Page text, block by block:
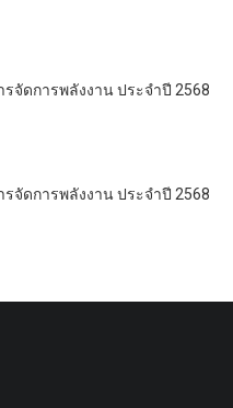
จัดการพลังงาน ประจำปี 2568
จัดการพลังงาน ประจำปี 2568